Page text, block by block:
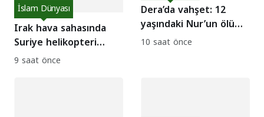
Irak hava sahasında
Suriye helikopteri
iddiası sosyal medyayı
İslam Dünyası
9 saat önce
Dera’da vahşet: 12
yaşındaki Nur’un ölümü
Suriye’yi ayağa kaldırdı
10 saat önce